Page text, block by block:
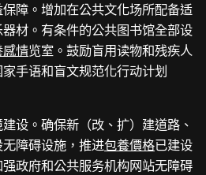
障。增加在公共文化场所配备适
材。有条件的公共图书馆全部设
感情览室。鼓励盲用读物和残疾人
手语和盲文规范化行动计划
设。确保新（改、扩）建道路、
障碍设施，推进包養價格已建设
强政府和公共服务机构网站无障碍